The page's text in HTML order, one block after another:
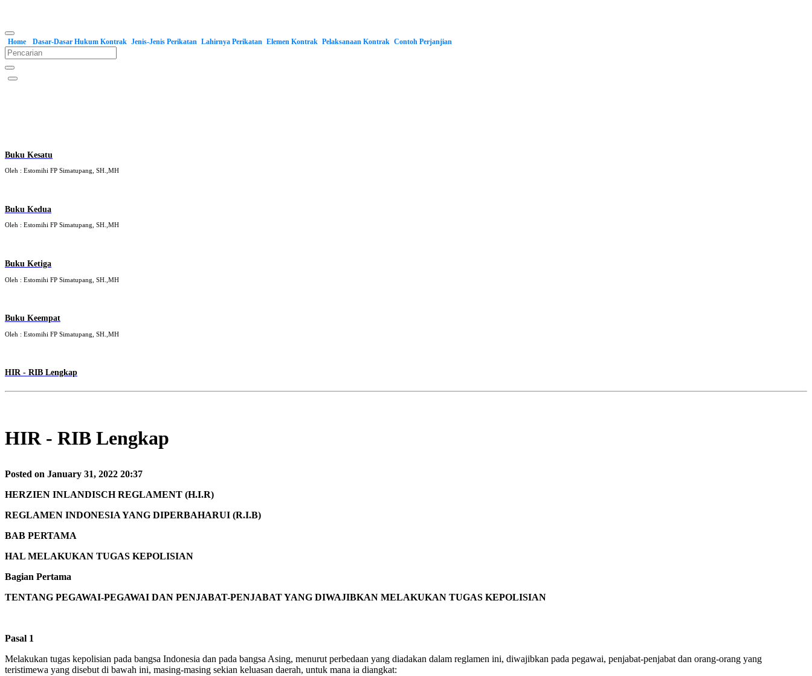
Home Dasar-Dasar Hukum Kontrak Jenis-Jenis Perikatan Lahirnya Perikatan Elemen Kontrak Pelaksanaan Kontrak Contoh Perjanjian
Buku Kesatu
Oleh : Estomihi FP Simatupang, SH.,MH
Buku Kedua
Oleh : Estomihi FP Simatupang, SH.,MH
Buku Ketiga
Oleh : Estomihi FP Simatupang, SH.,MH
Buku Keempat
Oleh : Estomihi FP Simatupang, SH.,MH
HIR - RIB Lengkap
HIR - RIB Lengkap
Posted on January 31, 2022 20:37
HERZIEN INLANDISCH REGLAMENT (H.I.R)
REGLAMEN INDONESIA YANG DIPERBAHARUI (R.I.B)
BAB PERTAMA
HAL MELAKUKAN TUGAS KEPOLISIAN
Bagian Pertama
TENTANG PEGAWAI-PEGAWAI DAN PENJABAT-PENJABAT YANG DIWAJIBKAN MELAKUKAN TUGAS KEPOLISIAN
Pasal 1
Melakukan tugas kepolisian pada bangsa Indonesia dan pada bangsa Asing, menurut perbedaan yang diadakan dalam reglamen ini, diwajibkan pada pegawai, penjabat-penjabat dan orang-orang yang
teristimewa yang disebut di bawah ini, masing-masing sekian keluasan daerah, untuk mana ia diangkat: